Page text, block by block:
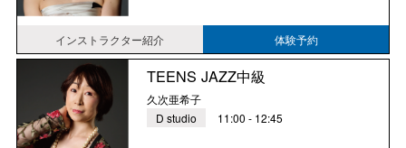
インストラクター紹介 体験予約
TEENS JAZZ中級
久次亜希子
D studio
11:00 - 12:45